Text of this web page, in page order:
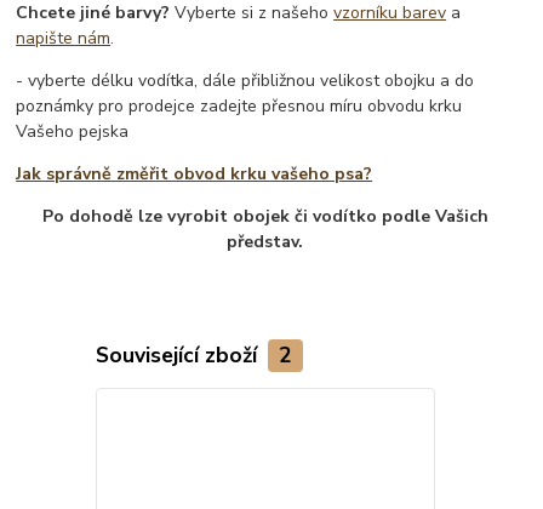
Chcete jiné barvy? Vyberte si z našehovzorníku barev a
napište nám.
- vyberte délku vodítka, dále přibližnou velikost obojku a do
poznámky pro prodejce zadejte přesnou míru obvodu krku
Vašeho pejska
Jak správně změřit obvod krku vašeho psa?
Po dohodě lze vyrobit obojek či vodítko podle Vašich
představ.
Související zboží 2